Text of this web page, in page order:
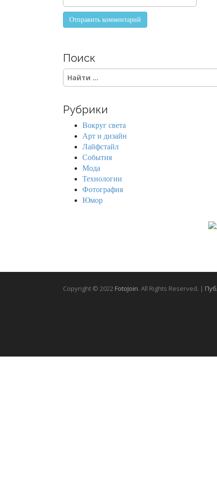
Поиск
S
e
c
Рубрики
Вокруг света
Арт и дизайн
Лайфстайл
События
Мода
Технологии
Фотография
Юмор
Copyright © 2022 FotoJoin. All Rights Reserved. |